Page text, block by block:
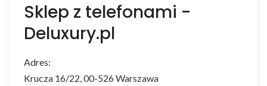
Sklep z telefonami -
Deluxury.pl
Adres:
Krucza 16/22, 00-526 Warszawa